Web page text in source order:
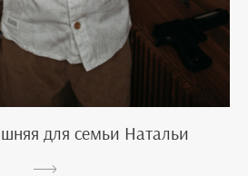
для семьи Натальи